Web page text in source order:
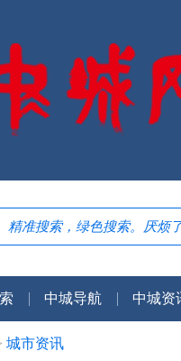
中城导航 中城资
城市资讯